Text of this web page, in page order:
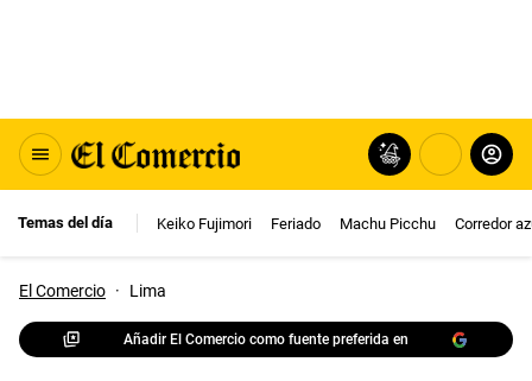
Temas del día Keiko Fujimori Feriado Machu Picchu Corredor
El Comercio · Lima
Añadir El Comercio como fuente preferida en